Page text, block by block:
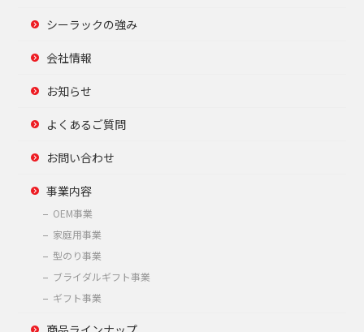
シーラックの強み
会社情報
お知らせ
よくあるご質問
お問い合わせ
事業内容
OEM事業
家庭用事業
型のり事業
ブライダルギフト事業
ギフト事業